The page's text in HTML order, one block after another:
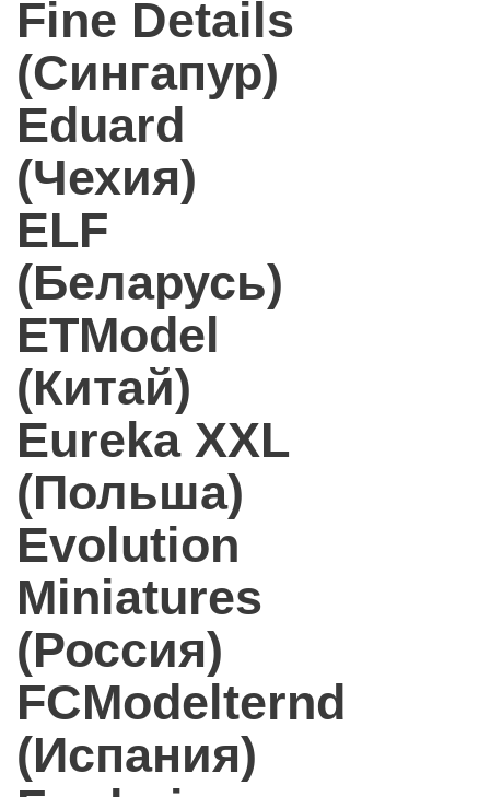
Fine Details
(Сингапур)
Eduard
(Чехия)
ELF
(Беларусь)
ETModel
(Китай)
Eureka XXL
(Польша)
Evolution
Miniatures
(Россия)
FCModelternd
(Испания)